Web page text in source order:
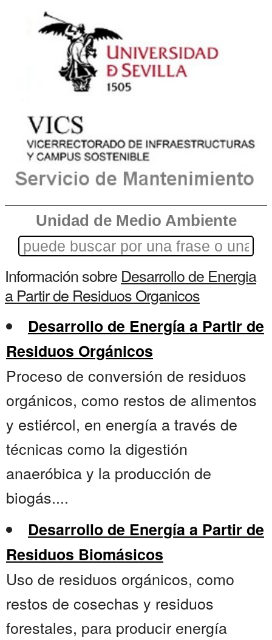
Unidad de Medio Ambiente
Información sobre Desarrollo de Energia
a Partir de Residuos Organicos
Desarrollo de Energía a Partir de
Residuos Orgánicos
Proceso de conversión de residuos
orgánicos, como restos de alimentos
y estiércol, en energía a través de
técnicas como la digestión
anaeróbica y la producción de
biogás....
Desarrollo de Energía a Partir de
Residuos Biomásicos
Uso de residuos orgánicos, como
restos de cosechas y residuos
forestales, para producir energía